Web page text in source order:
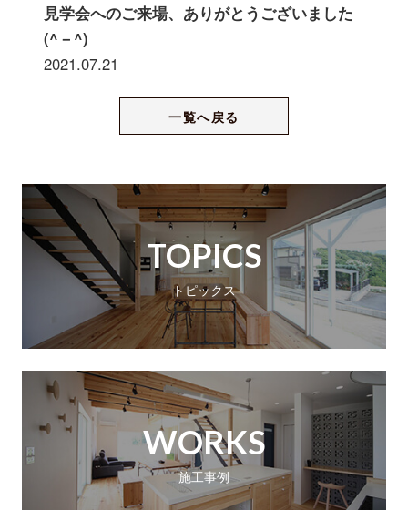
見学会へのご来場、ありがとうございました
(^－^)
2021.07.21
一覧へ戻る
TOPICS
トピックス
WORKS
施工事例